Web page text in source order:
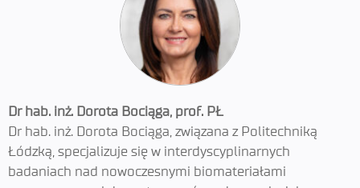
Dr hab. inż. Dorota Bociąga, prof. PŁ
Dr hab. inż. Dorota Bociąga, związana z Politechniką
Łódzką, specjalizuje się w interdyscyplinarnych
badaniach nad nowoczesnymi biomateriałami